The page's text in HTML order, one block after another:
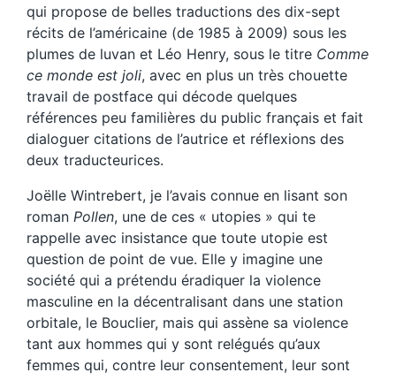
qui propose de belles traductions des dix-sept
récits de l’américaine (de 1985 à 2009) sous les
plumes de luvan et Léo Henry, sous le titre Comme
ce monde est joli, avec en plus un très chouette
travail de postface qui décode quelques
références peu familières du public français et fait
dialoguer citations de l’autrice et réflexions des
deux traducteurices.
Joëlle Wintrebert, je l’avais connue en lisant son
roman Pollen, une de ces « utopies » qui te
rappelle avec insistance que toute utopie est
question de point de vue. Elle y imagine une
société qui a prétendu éradiquer la violence
masculine en la décentralisant dans une station
orbitale, le Bouclier, mais qui assène sa violence
tant aux hommes qui y sont relégués qu’aux
femmes qui, contre leur consentement, leur sont